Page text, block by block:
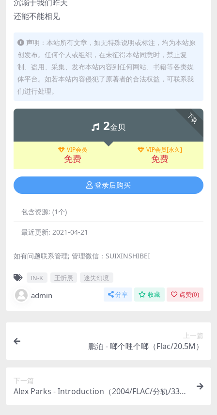
沉溺于我们昨天
还能不能相见
声明：本站所有文章，如无特殊说明或标注，均为本站原
创发布。任何个人或组织，在未征得本站同意时，禁止复
制、盗用、采集、发布本站内容到任何网站、书籍等各类媒
体平台。如若本站内容侵犯了原著者的合法权益，可联系我
们进行处理。
下载
2金贝
VIP会员
免费
VIP会员[永久]
免费
登录后购买
包含资源: (1个)
最近更新: 2021-04-21
如有问题联系管理; 管理微信：SUIXINSHIBEI
IN-K 王忻辰 迷失幻境
admin 分享 收藏 点赞(0)
上一篇
鹏泊 - 啷个哩个啷（Flac/20.5M）
下一篇
Alex Parks - Introduction（2004/FLAC/分轨/336